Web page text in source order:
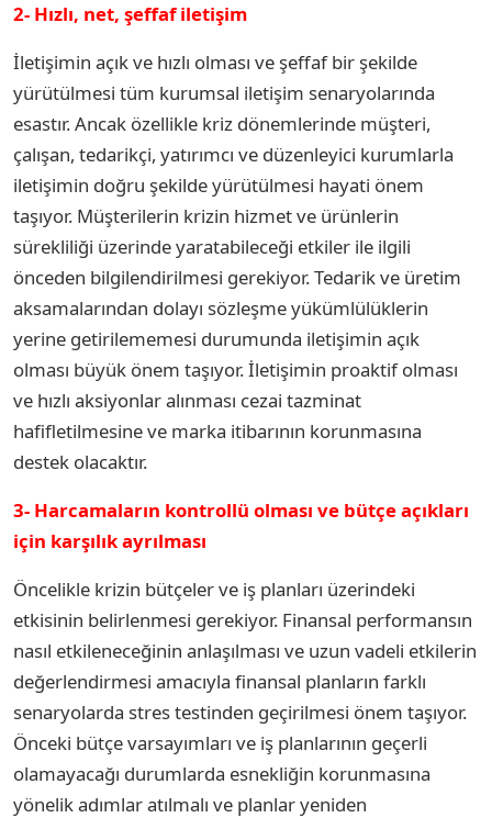
2- Hızlı, net, şeffaf iletişim
İletişimin açık ve hızlı olması ve şeffaf bir şekilde
yürütülmesi tüm kurumsal iletişim senaryolarında
esastır. Ancak özellikle kriz dönemlerinde müşteri,
çalışan, tedarikçi, yatırımcı ve düzenleyici kurumlarla
iletişimin doğru şekilde yürütülmesi hayati önem
taşıyor. Müşterilerin krizin hizmet ve ürünlerin
sürekliliği üzerinde yaratabileceği etkiler ile ilgili
önceden bilgilendirilmesi gerekiyor. Tedarik ve üretim
aksamalarından dolayı sözleşme yükümlülüklerin
yerine getirilememesi durumunda iletişimin açık
olması büyük önem taşıyor. İletişimin proaktif olması
ve hızlı aksiyonlar alınması cezai tazminat
hafifletilmesine ve marka itibarının korunmasına
destek olacaktır.
3- Harcamaların kontrollü olması ve bütçe açıkları
için karşılık ayrılması
Öncelikle krizin bütçeler ve iş planları üzerindeki
etkisinin belirlenmesi gerekiyor. Finansal performansın
nasıl etkileneceğinin anlaşılması ve uzun vadeli etkilerin
değerlendirmesi amacıyla finansal planların farklı
senaryolarda stres testinden geçirilmesi önem taşıyor.
Önceki bütçe varsayımları ve iş planlarının geçerli
olamayacağı durumlarda esnekliğin korunmasına
yönelik adımlar atılmalı ve planlar yeniden